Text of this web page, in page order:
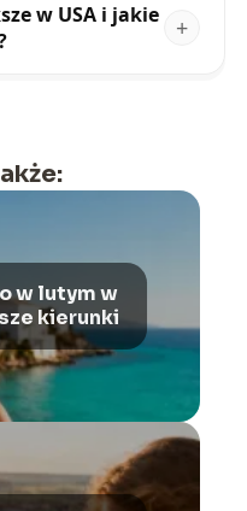
w USA i jakie
w lutym w
kierunki